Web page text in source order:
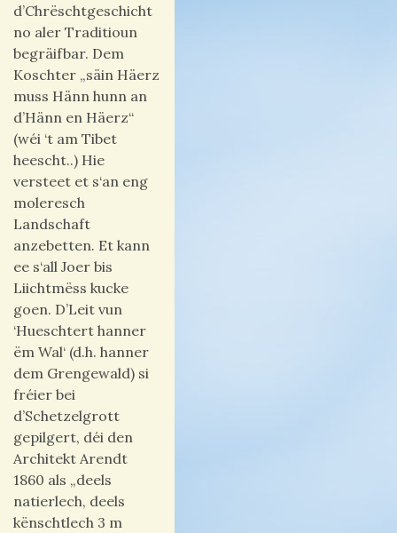
d’Chrëschtgeschicht
no aler Traditioun
begräifbar. Dem
Koschter „säin Häerz
muss Hänn hunn an
d’Hänn en Häerz“
(wéi ‘t am Tibet
heescht..) Hie
versteet et s‘an eng
moleresch
Landschaft
anzebetten. Et kann
ee s‘all Joer bis
Liichtmëss kucke
goen. D’Leit vun
‘Hueschtert hanner
ëm Wal‘ (d.h. hanner
dem Grengewald) si
fréier bei
d’Schetzelgrott
gepilgert, déi den
Architekt Arendt
1860 als „deels
natierlech, deels
kënschtlech 3 m